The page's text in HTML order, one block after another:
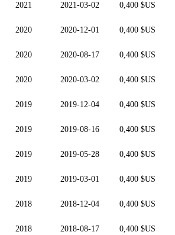
2021 2021-03-02 0,400 $US
2020 2020-12-01 0,400 $US
2020 2020-08-17 0,400 $US
2020 2020-03-02 0,400 $US
2019 2019-12-04 0,400 $US
2019 2019-08-16 0,400 $US
2019 2019-05-28 0,400 $US
2019 2019-03-01 0,400 $US
2018 2018-12-04 0,400 $US
2018 2018-08-17 0,400 $US